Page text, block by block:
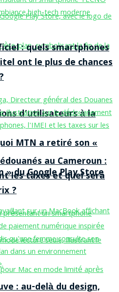
d’utilisateurs à la
MTN a retiré son «
» du Google Play Store
: quels smartphones
ont le plus de chances
au Cameroun :
les taxes et quel sera
?
: au-delà du design,